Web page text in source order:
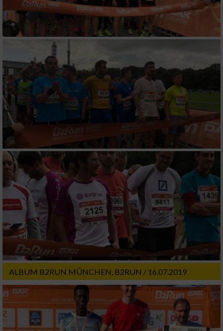
ALBUM B2RUN MÜNCHEN, B2RUN / 16.07.2019
Messung der Performance von Inhalten
Analyse von Zielgruppen durch Statistiken
oder Kombinationen von Daten aus
verschiedenen Quellen
Entwicklung und Verbesserung der Angebote
Verwendung reduzierter Daten zur Auswahl
von Inhalten
Verwendung genauer Standortdaten
Geräte anhand von aktiv angeforderten
Informationen identifizieren
Nicht-IAB-Verarbeitungszwecke:
Notwendig
Performance
Funktional
Werbung